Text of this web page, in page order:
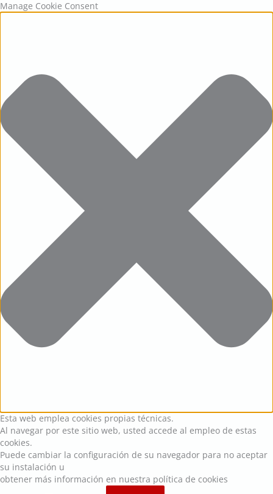
Manage Cookie Consent
Esta web emplea cookies propias técnicas.
Al navegar por este sitio web, usted accede al empleo de estas
cookies.
Puede cambiar la configuración de su navegador para no aceptar
su instalación u
obtener más información en nuestra política de cookies
Functional
Preferences
Statistics
Marketing